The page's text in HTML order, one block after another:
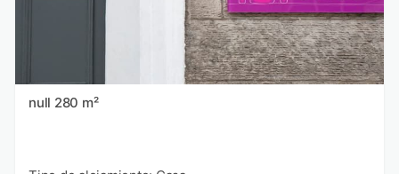
null 280 m²